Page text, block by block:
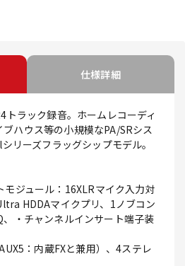
仕様詳細
ラック録音。ホームレコーディ
ハウス等の小規模なPA/SRシス
リーズフラッグシップモデル。
モジュール：16XLRマイク入力対
HDDAマイクプリ、1ノブコン
・チャンネルインサート端子装
：内蔵FXと兼用）、4ステレ